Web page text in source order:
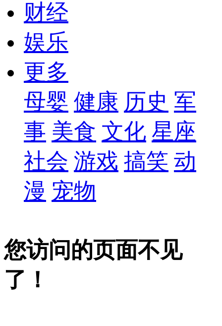
财经
娱乐
更多
母婴 健康 历史 军
事 美食 文化 星座
社会 游戏 搞笑 动
漫 宠物
您访问的页面不见
了！